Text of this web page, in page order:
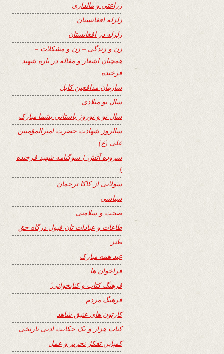
زراعتی و مالداری
زلزله افغانستان
زلزله در افغانستان
زن و زندگی – زن و مشکلات –
همچنان اشعار و مقاله در باره شهید
فرخنده
سازمان مدافعین کابل
سال نو میلادی
سال نو و نوروز باستانی بشما مبارک
سالروز شهادت حضرت امیرالمؤمنین
علی (ع)
سروده آتش { سوگنامه شهید فرخنده
}
سولاتی از کاکا ترجمان
سیاسی
صحت و سلامتی
طاعات و عبادات تان قبول درگاه حق
طنز
عید همه مبارک
فراخوان ها
فرهنگ کتاب و کتابخوانی٬
فرهنگ مردم
کارتون های عتیق شاهد
کتاب هزار و یک حکایت ادبی تاریخی
کمپاین تفکرُ تحریر و عمل